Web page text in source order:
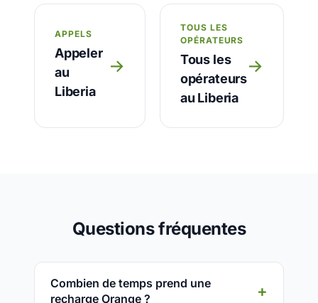
APPELS
Appeler
au
Liberia
→
TOUS LES
OPÉRATEURS
Tous les
opérateurs
au Liberia
→
Questions fréquentes
Combien de temps prend une
recharge Orange ?